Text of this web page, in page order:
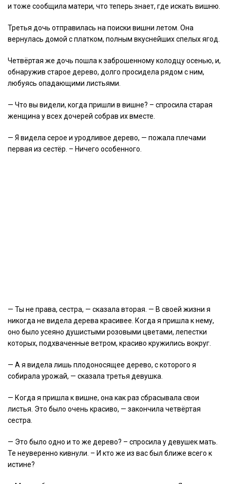
и тоже сообщила матери, что теперь знает, где искать вишню.
Третья дочь отправилась на поиски вишни летом. Она
вернулась домой с платком, полным вкуснейших спелых ягод.
Четвёртая же дочь пошла к заброшенному колодцу осенью, и,
обнаружив старое дерево, долго просидела рядом с ним,
любуясь опадающими листьями.
— Что вы видели, когда пришли в вишне? – спросила старая
женщина у всех дочерей собрав их вместе.
— Я видела серое и уродливое дерево, — пожала плечами
первая из сестёр. – Ничего особенного.
— Ты не права, сестра, — сказала вторая. — В своей жизни я
никогда не видела дерева красивее. Когда я пришла к нему,
оно было усеяно душистыми розовыми цветами, лепестки
которых, подхваченные ветром, красиво кружились вокруг.
— А я видела лишь плодоносящее дерево, с которого я
собирала урожай, — сказала третья девушка.
— Когда я пришла к вишне, она как раз сбрасывала свои
листья. Это было очень красиво, — закончила четвёртая
сестра.
— Это было одно и то же дерево? – спросила у девушек мать.
Те неуверенно кивнули. – И кто же из вас был ближе всего к
истине?